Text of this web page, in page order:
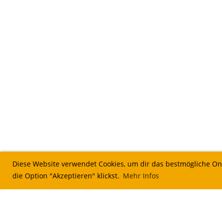
Diese Website verwendet Cookies, um dir das bestmögliche
die Option "Akzeptieren" klickst. Mehr Infos